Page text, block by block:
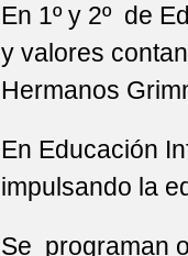
En 1º y 2º de
y valores
Hermanos
En Educación
impulsando la
Se programan